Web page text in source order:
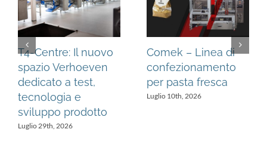
Webinar gratuito
Stephan: HOT –
PROCESSED
MAYONNAISE
Luglio 9th, 2026
Sortecno:
l’intelligenza
artificiale al servizio
del controllo qualità